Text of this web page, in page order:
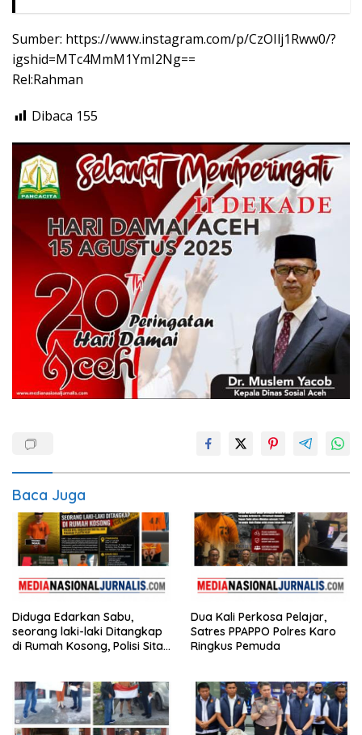
Sumber: https://www.instagram.com/p/CzOIlj1Rww0/?
igshid=MTc4MmM1YmI2Ng==
Rel:Rahman
Dibaca 155
Baca Juga
Diduga Edarkan Sabu,
seorang laki-laki Ditangkap
di Rumah Kosong, Polisi Sita
Dua Kali Perkosa Pelajar,
Satres PPAPPO Polres Karo
Ringkus Pemuda